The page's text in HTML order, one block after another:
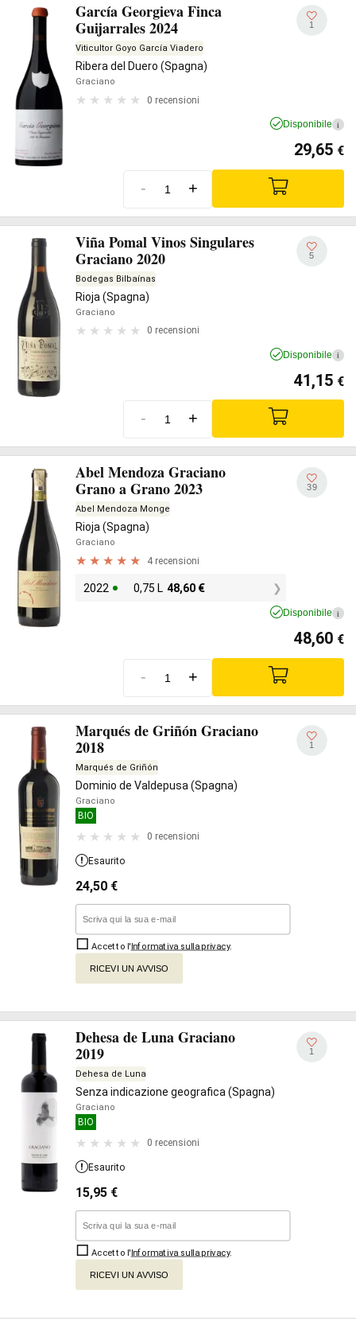
García Georgieva Finca
Guijarrales 2024
Viticultor Goyo García Viadero
Ribera del Duero (Spagna)
Graciano
0 recensioni
1
Disponibile i
29,65 €
- +
Viña Pomal Vinos Singulares
Graciano 2020
Bodegas Bilbaínas
Rioja (Spagna)
Graciano
0 recensioni
5
Disponibile i
41,15 €
- +
Abel Mendoza Graciano
Grano a Grano 2023
Abel Mendoza Monge
Rioja (Spagna)
Graciano
4 recensioni
2022 0,75 L 48,60 €
39
Disponibile i
48,60 €
- +
Marqués de Griñón Graciano
2018
Marqués de Griñón
Dominio de Valdepusa (Spagna)
Graciano
BIO
0 recensioni
1
Esaurito
24,50 €
Accetto l'Informativa sulla privacy.
RICEVI UN AVVISO
Dehesa de Luna Graciano
2019
Dehesa de Luna
Senza indicazione geografica (Spagna)
Graciano
BIO
0 recensioni
1
Esaurito
15,95 €
Accetto l'Informativa sulla privacy.
RICEVI UN AVVISO